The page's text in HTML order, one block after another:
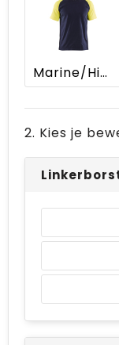
Marine/High Vis Geel
2. Kies je